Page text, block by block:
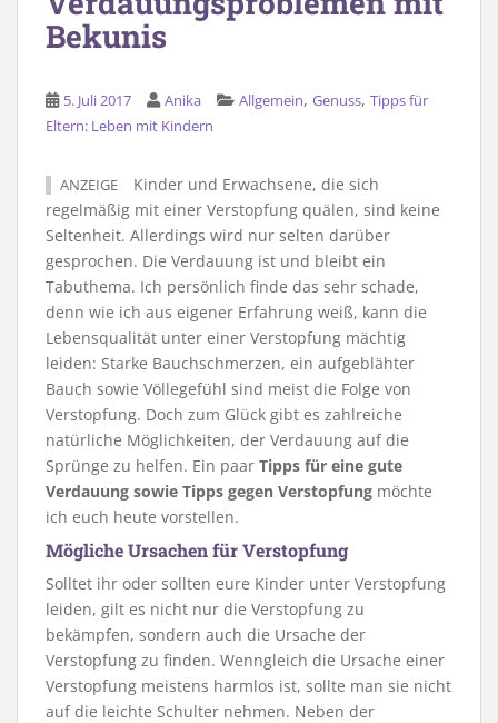
Bekunis
5. Juli 2017 Anika Allgemein, Genuss, Tipps für
Eltern: Leben mit Kindern
ANZEIGE
Kinder und Erwachsene, die sich
regelmäßig mit einer Verstopfung quälen, sind keine
Seltenheit. Allerdings wird nur selten darüber
gesprochen. Die Verdauung ist und bleibt ein
Tabuthema. Ich persönlich finde das sehr schade,
denn wie ich aus eigener Erfahrung weiß, kann die
Lebensqualität unter einer Verstopfung mächtig
leiden: Starke Bauchschmerzen, ein aufgeblähter
Bauch sowie Völlegefühl sind meist die Folge von
Verstopfung. Doch zum Glück gibt es zahlreiche
natürliche Möglichkeiten, der Verdauung auf die
Sprünge zu helfen. Ein paar Tipps für eine gute
Verdauung sowie Tipps gegen Verstopfung möchte
ich euch heute vorstellen.
Mögliche Ursachen für Verstopfung
Solltet ihr oder sollten eure Kinder unter Verstopfung
leiden, gilt es nicht nur die Verstopfung zu
bekämpfen, sondern auch die Ursache der
Verstopfung zu finden. Wenngleich die Ursache einer
Verstopfung meistens harmlos ist, sollte man sie nicht
auf die leichte Schulter nehmen. Neben der